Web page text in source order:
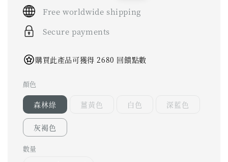
Free worldwide shipping
Secure payments
購買此產品可獲得 2680 回饋點數
顏色
森林綠 薑黃色 白色 深藍色
灰褐色
數量